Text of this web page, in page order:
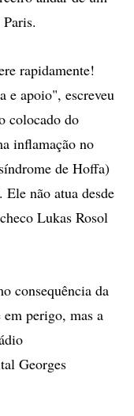
rapidamente!
e apoio", escreveu
colocado do
inflamação no
de Hoffa)
Ele não atua desde
Lukas Rosol
consequência da
perigo, mas a
Georges